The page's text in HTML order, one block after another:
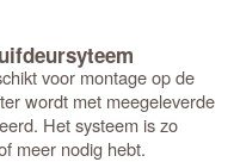
voor montage op de
wordt met meegeleverde
Het systeem is zo
meer nodig hebt.